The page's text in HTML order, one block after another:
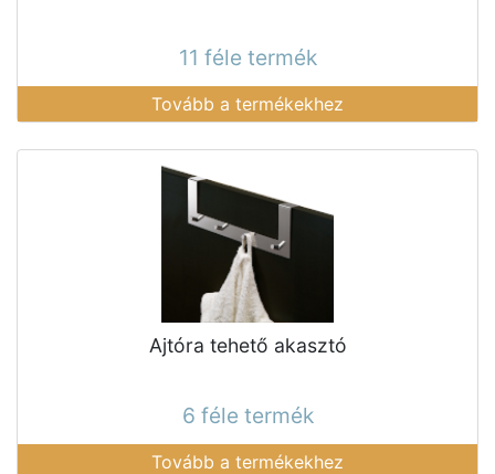
11 féle termék
Tovább a termékekhez
Ajtóra tehető akasztó
6 féle termék
Tovább a termékekhez